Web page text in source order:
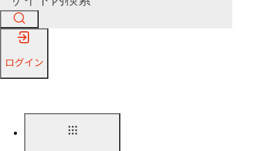
ログイン